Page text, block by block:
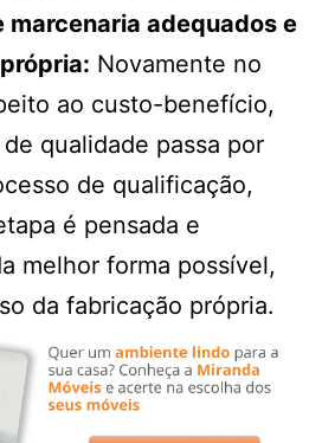
marcenaria adequados e
Novamente no
ao custo-benefício,
qualidade passa por
de qualificação,
é pensada e
melhor forma possível,
da fabricação própria.